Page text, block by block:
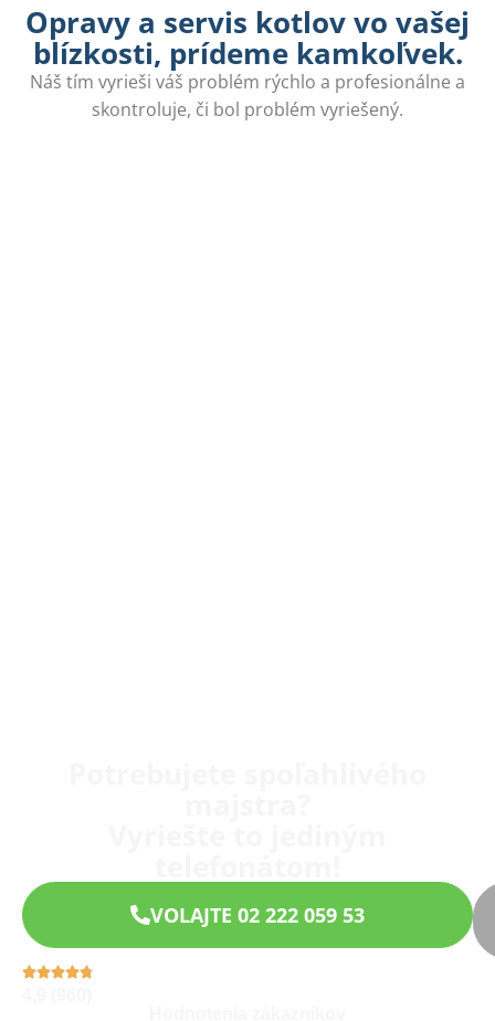
Opravy a servis kotlov vo vašej
blízkosti, prídeme kamkoľvek.
Náš tím vyrieši váš problém rýchlo a profesionálne a
skontroluje, či bol problém vyriešený.
VOLAJTE 02 222 059 53